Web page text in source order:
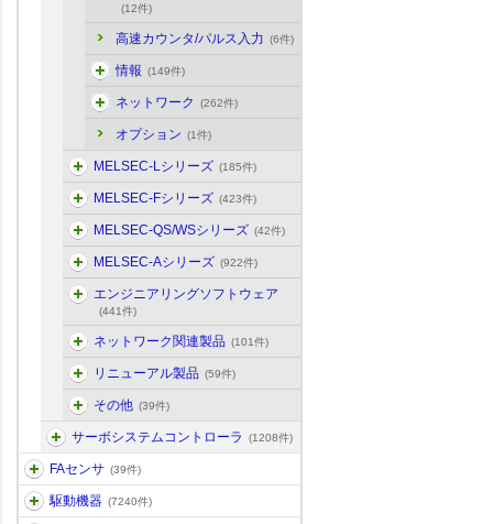
(12件)
高速カウンタ/パルス入力 (6件)
情報 (149件)
ネットワーク (262件)
オプション (1件)
MELSEC-Lシリーズ (185件)
MELSEC-Fシリーズ (423件)
MELSEC-QS/WSシリーズ (42件)
MELSEC-Aシリーズ (922件)
エンジニアリングソフトウェア
(441件)
ネットワーク関連製品 (101件)
リニューアル製品 (59件)
その他 (39件)
サーボシステムコントローラ (1208件)
FAセンサ (39件)
駆動機器 (7240件)